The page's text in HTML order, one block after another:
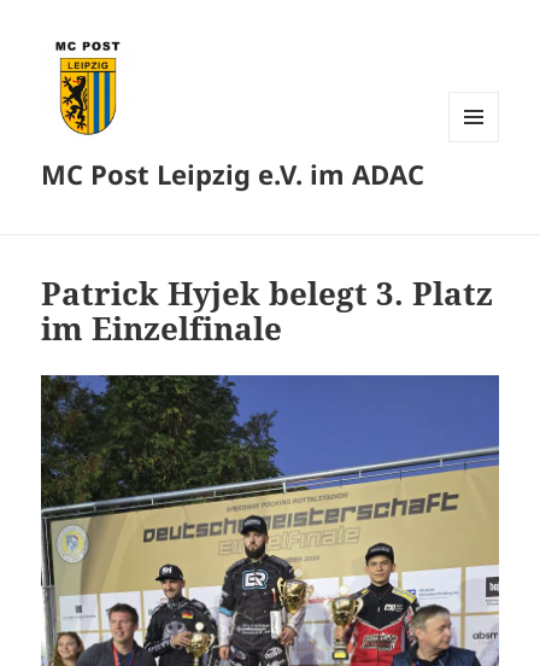
MC Post Leipzig e.V. im ADAC
Patrick Hyjek belegt 3. Platz
im Einzelfinale